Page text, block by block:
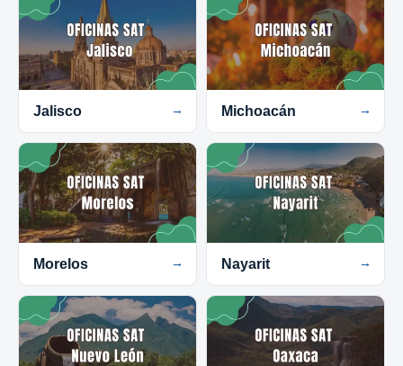
Jalisco → Michoacán →
Morelos → Nayarit →